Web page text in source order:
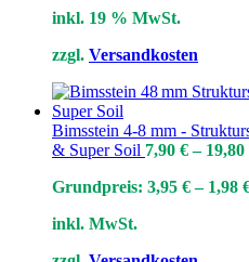
inkl. 19 % MwSt.
zzgl. Versandkosten
Bimsstein 4-8 mm -
& Super Soil 7,90 €– 19,80
Grundpreis: 3,95 €– 1,98
inkl. MwSt.